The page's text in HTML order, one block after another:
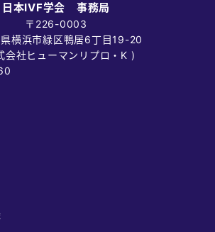
日本IVF学会 事務局
〒226-0003
横浜市緑区鴨居6丁目19-20
会社ヒューマンリプロ・K )